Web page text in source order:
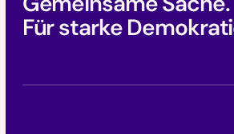
Für starke